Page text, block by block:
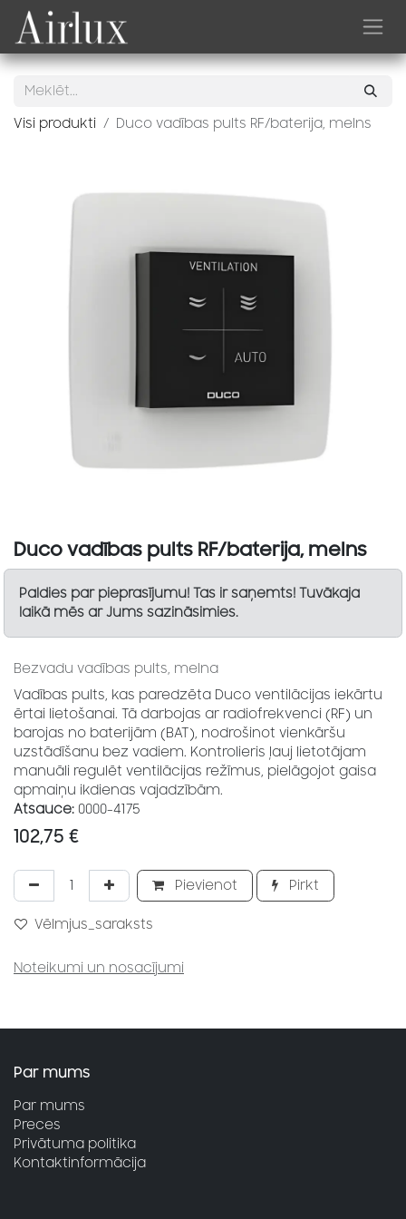
Skip to Content
Visi produkti Duco vadības pults RF/baterija, melns
Duco vadības pults RF/baterija, melns
Paldies par pieprasījumu! Tas ir saņemts! Tuvākaja
laikā mēs ar Jums sazināsimies.
Bezvadu vadības pults, melna
Vadības pults, kas paredzēta Duco ventilācijas iekārtu
ērtai lietošanai. Tā darbojas ar radiofrekvenci (RF) un
barojas no baterijām (BAT), nodrošinot vienkāršu
uzstādīšanu bez vadiem. Kontrolieris ļauj lietotājam
manuāli regulēt ventilācijas režīmus, pielāgojot gaisa
apmaiņu ikdienas vajadzībām.
Atsauce: 0000-4175
102,75 €
Pievienot Pirkt
Vēlmjus_saraksts
Noteikumi un nosacījumi
Par mums
Par mums
Preces
Privātuma politika
Kontaktinformācija